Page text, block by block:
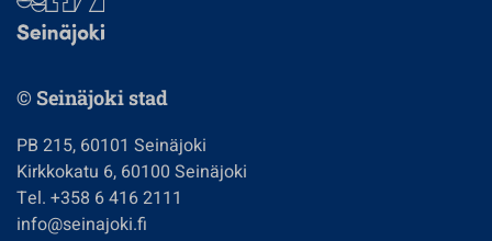
© Seinäjoki stad
PB 215, 60101 Seinäjoki
Kirkkokatu 6, 60100 Seinäjoki
Tel. +358 6 416 2111
info@seinajoki.fi